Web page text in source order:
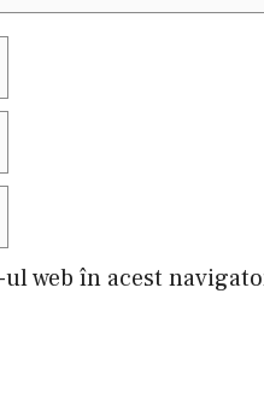
web în acest